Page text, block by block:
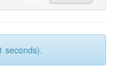
seconds).